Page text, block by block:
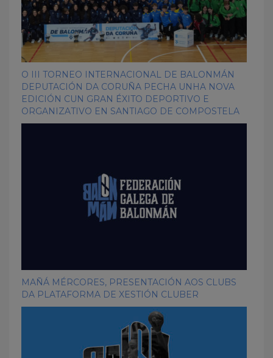
O III TORNEO INTERNACIONAL DE BALONMÁN
DEPUTACIÓN DA CORUÑA PECHA UNHA NOVA
EDICIÓN CUN GRAN ÉXITO DEPORTIVO E
ORGANIZATIVO EN SANTIAGO DE COMPOSTELA
MAÑÁ MÉRCORES, PRESENTACIÓN AOS CLUBS
DA PLATAFORMA DE XESTIÓN CLUBER